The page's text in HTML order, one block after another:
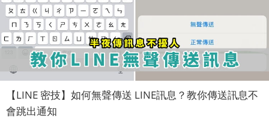
【LINE 密技】如何無聲傳送 LINE訊息？教你傳送訊息不
會跳出通知